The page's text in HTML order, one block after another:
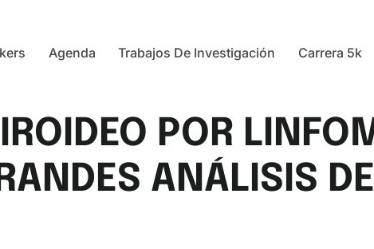
Agenda Trabajos De Investigación Carrera 5k
POR
ANÁLISIS